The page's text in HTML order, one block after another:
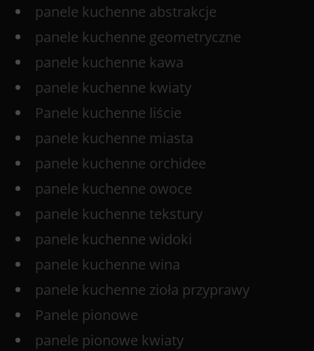
panele kuchenne abstrakcje
panele kuchenne geometryczne
panele kuchenne kawa
panele kuchenne kwiaty
Panele kuchenne liście
panele kuchenne miasta
panele kuchenne orchidee
panele kuchenne owoce
panele kuchenne tekstury
panele kuchenne widoki
panele kuchenne wina
panele kuchenne zioła przyprawy
Panele pionowe
panele pionowe kwiaty